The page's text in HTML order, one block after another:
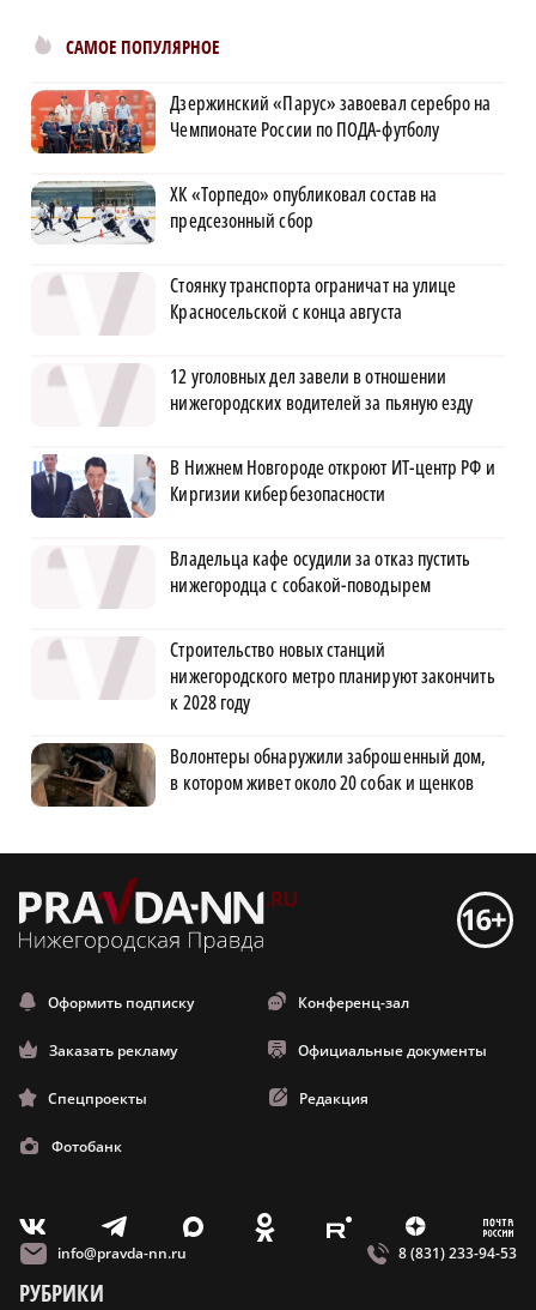
САМОЕ ПОПУЛЯРНОЕ
Дзержинский «Парус» завоевал серебро на
Чемпионате России по ПОДА-футболу
ХК «Торпедо» опубликовал состав на
предсезонный сбор
Стоянку транспорта ограничат на улице
Красносельской с конца августа
12 уголовных дел завели в отношении
нижегородских водителей за пьяную езду
В Нижнем Новгороде откроют ИТ-центр РФ и
Киргизии кибербезопасности
Владельца кафе осудили за отказ пустить
нижегородца с собакой-поводырем
Строительство новых станций
нижегородского метро планируют закончить
к 2028 году
Волонтеры обнаружили заброшенный дом,
в котором живет около 20 собак и щенков
Оформить подписку Конференц-зал
Заказать рекламу Официальные документы
Спецпроекты Редакция
Фотобанк
V T X O E Z m
info@pravda-nn.ru 8 (831) 233-94-53
РУБРИКИ